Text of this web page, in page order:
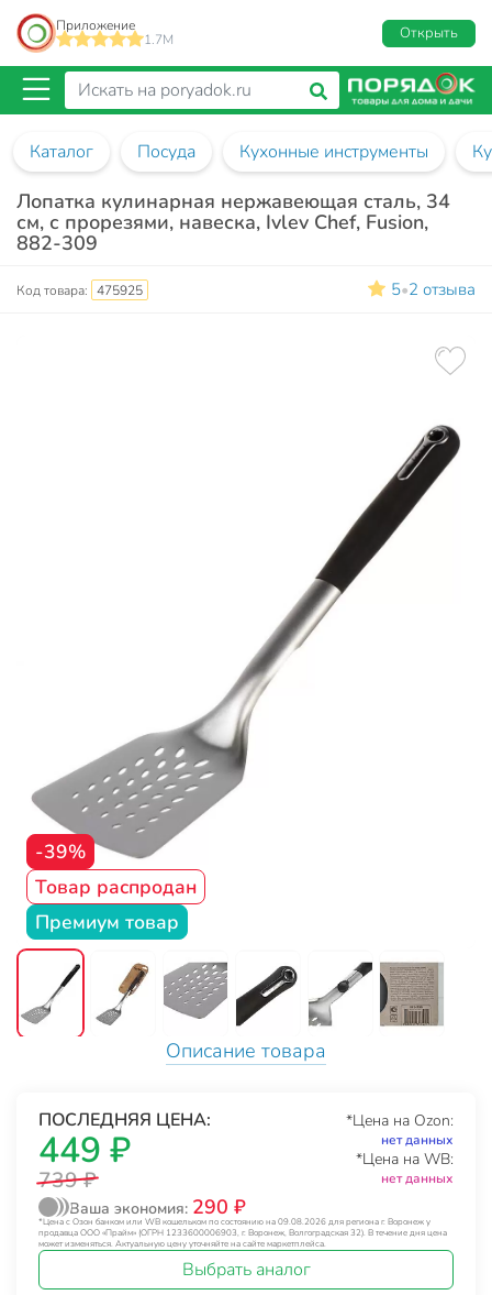
Приложение
1.7M
Открыть
Каталог Посуда Кухонные инструменты
Лопатка кулинарная нержавеющая сталь, 34
см, с прорезями, навеска, Ivlev Chef, Fusion,
882-309
Код товара: 475925 5•2 отзыва
-39%
Товар распродан
Премиум товар
Описание товара
ПОСЛЕДНЯЯ ЦЕНА:
449 ₽
739 ₽
*Цена на Ozon:
нет данных
*Цена на WB:
нет данных
Ваша экономия: 290 ₽
*Цена с Озон банком или WB кошельком по состоянию на 09.08.2026 для региона г. Воронеж у
продавца ООО «Прайм» (ОГРН 1233600006903, г. Воронеж, Волгоградская 32). В течение дня цена
может изменяться. Актуальную цену уточняйте на сайте маркетплейса.
Выбрать аналог